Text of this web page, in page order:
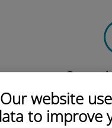
website
to improve
Scan
om het data-
de Ubigi